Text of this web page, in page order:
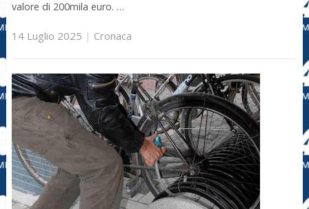
valore di 200mila euro. …
14 Luglio 2025 | Cronaca